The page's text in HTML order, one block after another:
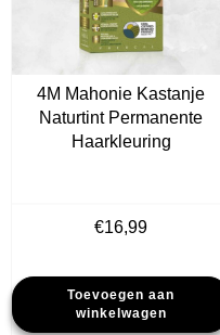
4M Mahonie Kastanje
Naturtint Permanente
Haarkleuring
€16,99
Toevoegen aan
winkelwagen